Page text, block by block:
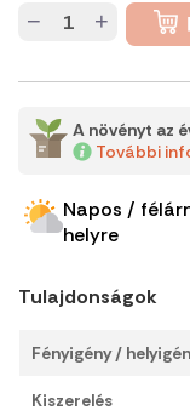
− +
A növényt az
További
Napos /
helyre
Tulajdonságok
Fényigény /
Kiszerelés